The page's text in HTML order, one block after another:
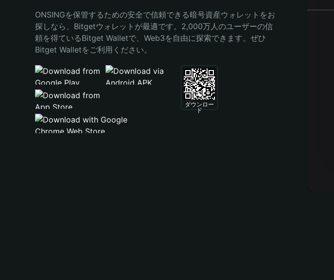
Bahasa Indonesia
Português (Brasil)
Español (Argentina)
ONSINGを保管するための安全で信頼できる暗号資産ウォレットをお
探しなら、Bitgetウォレットが最適です。2,000万人のユーザーの信
頼を得ているBitget Walletで、Web3を自由に探索できます。ぜひ
Bitget Walletをご利用ください。
ダウンロー
ド